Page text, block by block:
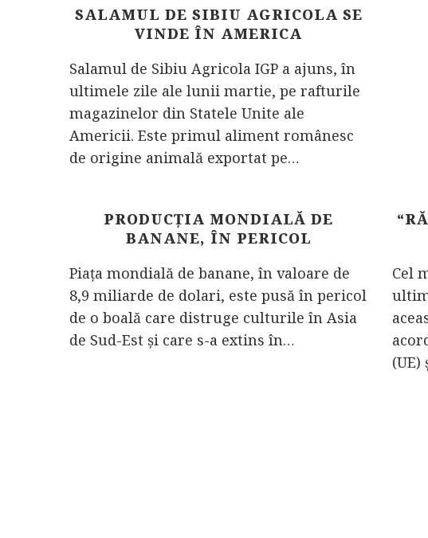
SALAMUL DE SIBIU AGRICOLA SE
VINDE ÎN AMERICA
Salamul de Sibiu Agricola IGP a ajuns, în
ultimele zile ale lunii martie, pe rafturile
magazinelor din Statele Unite ale
Americii. Este primul aliment românesc
de origine animală exportat pe…
PRODUCŢIA MONDIALĂ DE
BANANE, ÎN PERICOL
Piaţa mondială de banane, în valoare de
8,9 miliarde de dolari, este pusă în pericol
de o boală care distruge culturile în Asia
de Sud-Est şi care s-a extins în…
Cel